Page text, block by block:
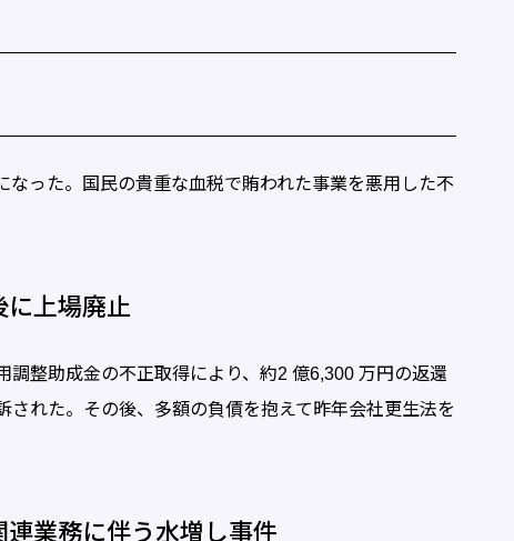
った。国民の貴重な血税で賄われた事業を悪用した不
に上場廃止
整助成金の不正取得により、約2 億6,300 万円の返還
れた。その後、多額の負債を抱えて昨年会社更生法を
業務に伴う水増し事件